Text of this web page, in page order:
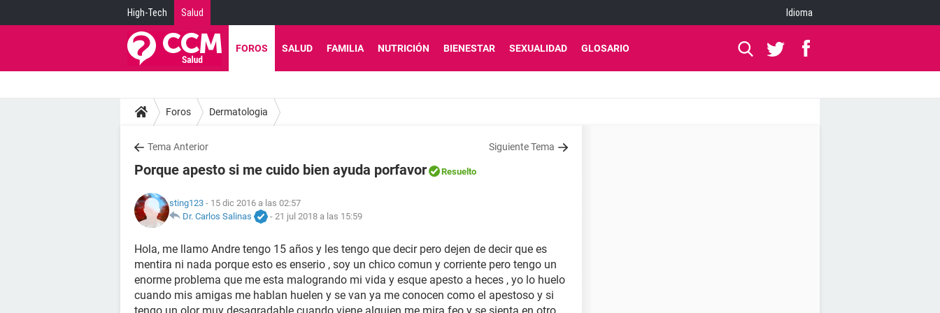
High-Tech Salud Idioma
FOROS SALUD FAMILIA NUTRICIÓN BIENESTAR SEXUALIDAD GLOSARIO
Foros Dermatologia
Tema Anterior Siguiente Tema
Porque apesto si me cuido bien ayuda porfavor Resuelto
sting123 - 15 dic 2016 a las 02:57
Dr. Carlos Salinas
- 21 jul 2018 a las 15:59
Hola, me llamo Andre tengo 15 años y les tengo que decir pero dejen de decir que es
mentira ni nada porque esto es enserio , soy un chico comun y corriente pero tengo un
enorme problema que me esta malogrando mi vida y esque apesto a heces , yo lo huelo
cuando mis amigas me hablan huelen y se van ya me conocen como el apestoso y si